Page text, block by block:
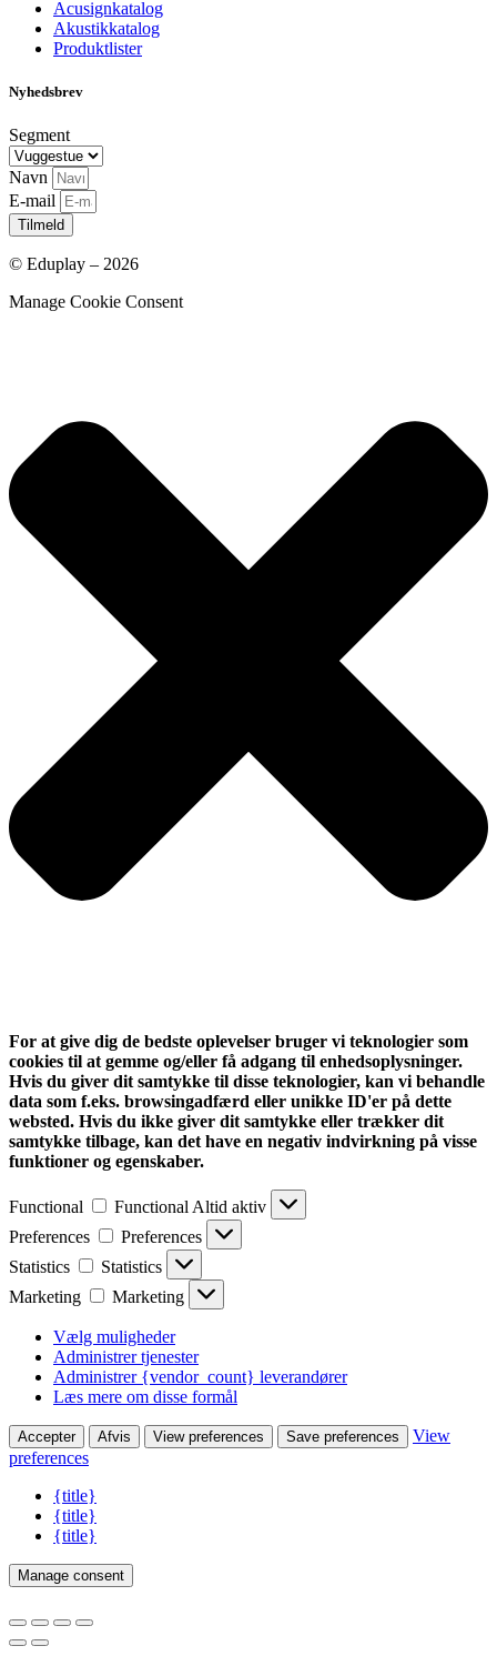
Acusignkatalog
Akustikkatalog
Produktlister
Nyhedsbrev
Segment
Navn
E-mail
Tilmeld
© Eduplay – 2026
Manage Cookie Consent
For at give dig de bedste oplevelser bruger vi teknologier som
cookies til at gemme og/eller få adgang til enhedsoplysninger.
Hvis du giver dit samtykke til disse teknologier, kan vi behandle
data som f.eks. browsingadfærd eller unikke ID'er på dette
websted. Hvis du ikke giver dit samtykke eller trækker dit
samtykke tilbage, kan det have en negativ indvirkning på visse
funktioner og egenskaber.
Functional Functional Altid aktiv
Preferences
Preferences
Statistics
Statistics
Marketing
Marketing
Vælg muligheder
Administrer tjenester
Administrer {vendor_count} leverandører
Læs mere om disse formål
Accepter Afvis View preferences Save preferences
View
preferences
{title}
{title}
{title}
Manage consent